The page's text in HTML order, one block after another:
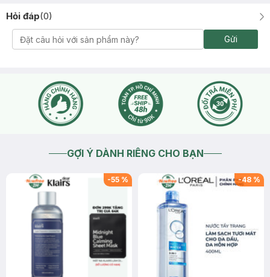
Hỏi đáp(0)
Gửi
GỢI Ý DÀNH RIÊNG CHO BẠN
-55 % -48 %